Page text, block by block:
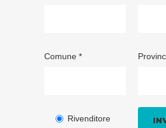
Comune *
Rivenditore